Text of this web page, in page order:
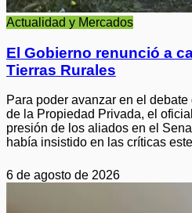
Actualidad y Mercados
El Gobierno renunció a
Tierras Rurales
Para poder avanzar en el
de la Propiedad Privada, el
presión de los aliados en el
había insistido en las críticas
6 de agosto de 2026